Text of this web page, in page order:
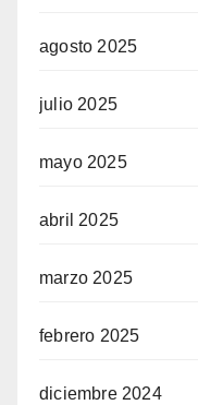
agosto 2025
julio 2025
mayo 2025
abril 2025
marzo 2025
febrero 2025
diciembre 2024